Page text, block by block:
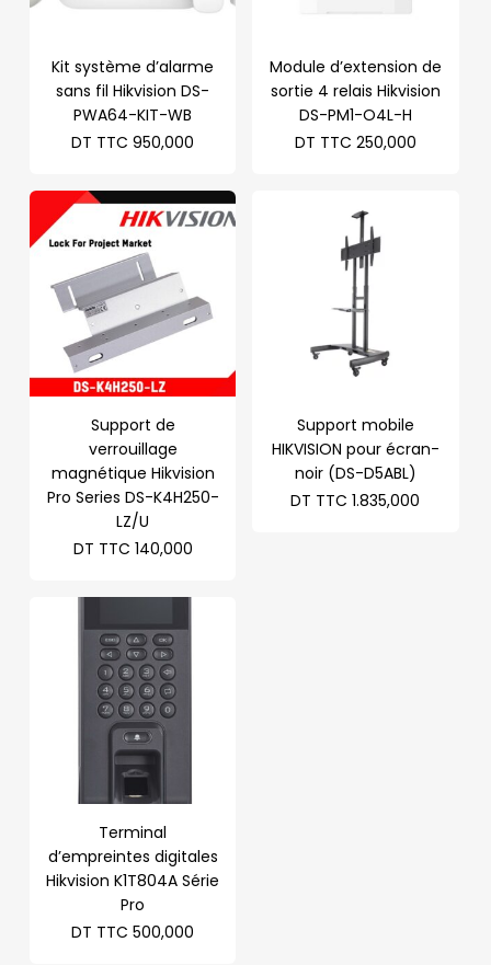
Kit système d’alarme
sans fil Hikvision DS-
PWA64-KIT-WB
DT TTC 950,000
Module d’extension de
sortie 4 relais Hikvision
DS-PM1-O4L-H
DT TTC 250,000
Support de
verrouillage
magnétique Hikvision
Pro Series DS-K4H250-
LZ/U
DT TTC 140,000
Support mobile
HIKVISION pour écran-
noir (DS-D5ABL)
DT TTC 1.835,000
Terminal
d’empreintes digitales
Hikvision K1T804A Série
Pro
DT TTC 500,000